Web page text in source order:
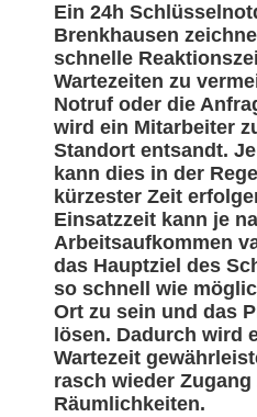
Ein 24h
Brenkhausen
schnelle
Wartezeiten zu
Notruf oder die
wird ein Mitarbeiter
Standort entsandt.
kann dies in der
kürzester Zeit
Einsatzzeit kann je
Arbeitsaufkommen
das Hauptziel des
so schnell wie
Ort zu sein und das
lösen. Dadurch wird
Wartezeit
rasch wieder Zugang
Räumlichkeiten.